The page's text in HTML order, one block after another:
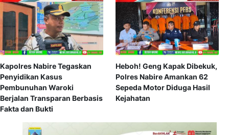
Kapolres Nabire Tegaskan
Penyidikan Kasus
Pembunuhan Waroki
Berjalan Transparan Berbasis
Fakta dan Bukti
Heboh! Geng Kapak Dibekuk,
Polres Nabire Amankan 62
Sepeda Motor Diduga Hasil
Kejahatan